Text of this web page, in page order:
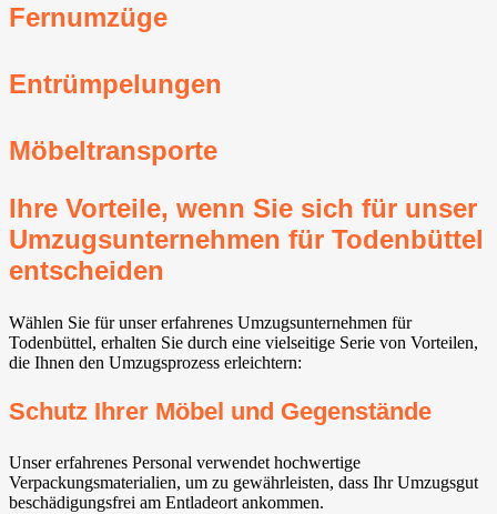
Fernumzüge
Entrümpelungen
Möbeltransporte
Ihre Vorteile, wenn Sie sich für unser
Umzugsunternehmen für Todenbüttel
entscheiden
Wählen Sie für unser erfahrenes Umzugsunternehmen für
Todenbüttel, erhalten Sie durch eine vielseitige Serie von Vorteilen,
die Ihnen den Umzugsprozess erleichtern:
Schutz Ihrer Möbel und Gegenstände
Unser erfahrenes Personal verwendet hochwertige
Verpackungsmaterialien, um zu gewährleisten, dass Ihr Umzugsgut
beschädigungsfrei am Entladeort ankommen.